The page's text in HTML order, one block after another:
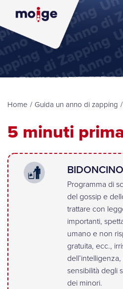
Home / Guida un anno di zapping /
5 minuti
Programma di
del gossip e
trattare con
importanti,
umano e non
gratuita, ecc.,
sensibilità degli
dei minori.